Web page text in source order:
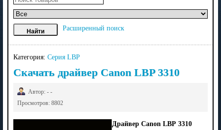
Расширенный поиск
Категория: Серия LBP
Скачать драйвер Canon LBP 3310
Автор: - -
Просмотров: 8802
Драйвер Canon LBP 3310